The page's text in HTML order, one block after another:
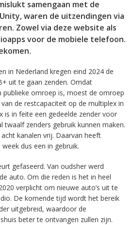
samengaan met de
waren de uitzendingen via
Zowel via deze website als
voor de mobiele telefoon.
in Nederland kregen eind 2024 de
uit te gaan zenden. Omdat
publieke omroep is, moest de omroep
de restcapaciteit op de multiplex in
is in feite een gedeelde zender voor
twaalf zenders gebruik kunnen maken.
kanalen vrij. Daarvan heeft
dus een in gebruik.
gefaseerd. Van oudsher werd
auto. Om die reden is het in heel
verplicht om nieuwe auto’s uit te
De komende tijd wordt het bereik
uitgebreid, waardoor de
beter te ontvangen zullen zijn.